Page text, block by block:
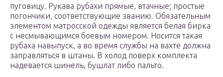
пуговицу. Рукава рубахи прямые, втачные; простые
погончики, соответствующие званию. Обязательным
элементом матросской одежды является белая бирка
с несмывающимся боевым номером. Носится такая
рубаха навыпуск, а во время службы на вахте должна
заправляться в штаны. В холод поверх комплекта
надевается шинель, бушлат либо пальто.